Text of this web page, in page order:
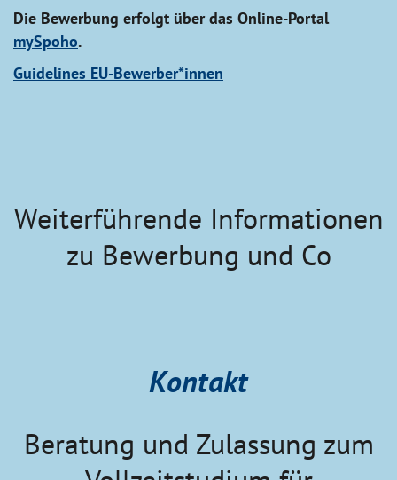
Die Bewerbung erfolgt über das Online-Portal
mySpoho.
Guidelines EU-Bewerber*innen
Weiterführende Informationen
zu Bewerbung und Co
Kontakt
Beratung und Zulassung zum